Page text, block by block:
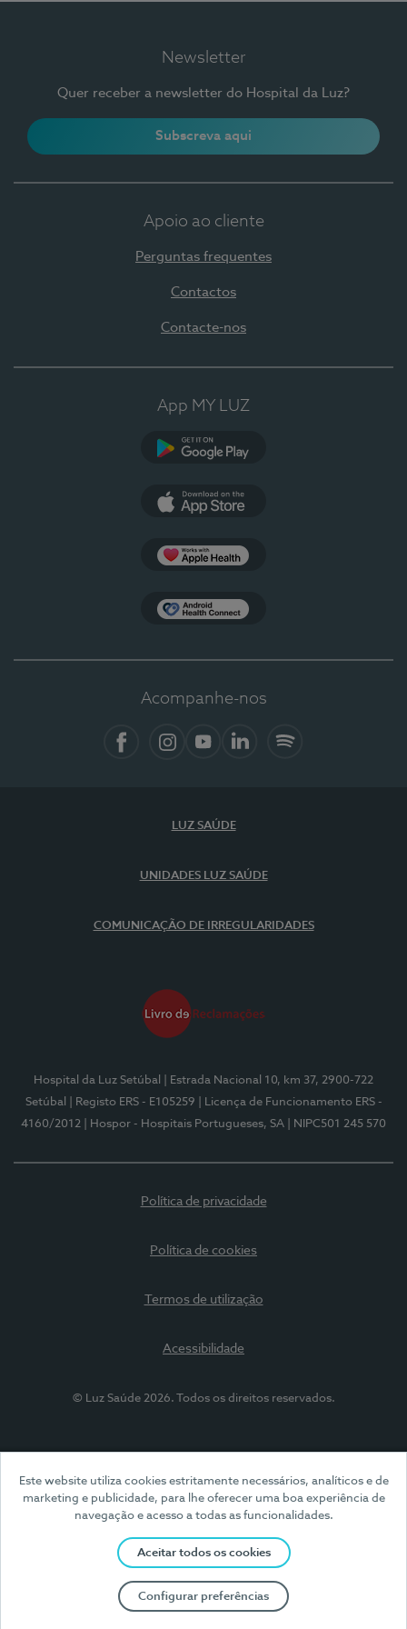
Este website utiliza cookies estritamente necessários, analíticos e de
marketing e publicidade, para lhe oferecer uma boa experiência de
navegação e acesso a todas as funcionalidades.
Aceitar todos os cookies
Configurar preferências
Newsletter
Quer receber a newsletter do Hospital da Luz?
Subscreva aqui
Apoio ao cliente
Perguntas frequentes
Contactos
Contacte-nos
App MY LUZ
Acompanhe-nos
LUZ SAÚDE
UNIDADES LUZ SAÚDE
COMUNICAÇÃO DE IRREGULARIDADES
Hospital da Luz Setúbal
| Estrada Nacional 10, km 37, 2900-722
Setúbal
| Registo ERS - E105259
| Licença de Funcionamento ERS -
4160/2012
| Hospor - Hospitais Portugueses, SA | NIPC501 245 570
Política de privacidade
Política de cookies
Termos de utilização
Acessibilidade
© Luz Saúde 2026. Todos os direitos reservados.